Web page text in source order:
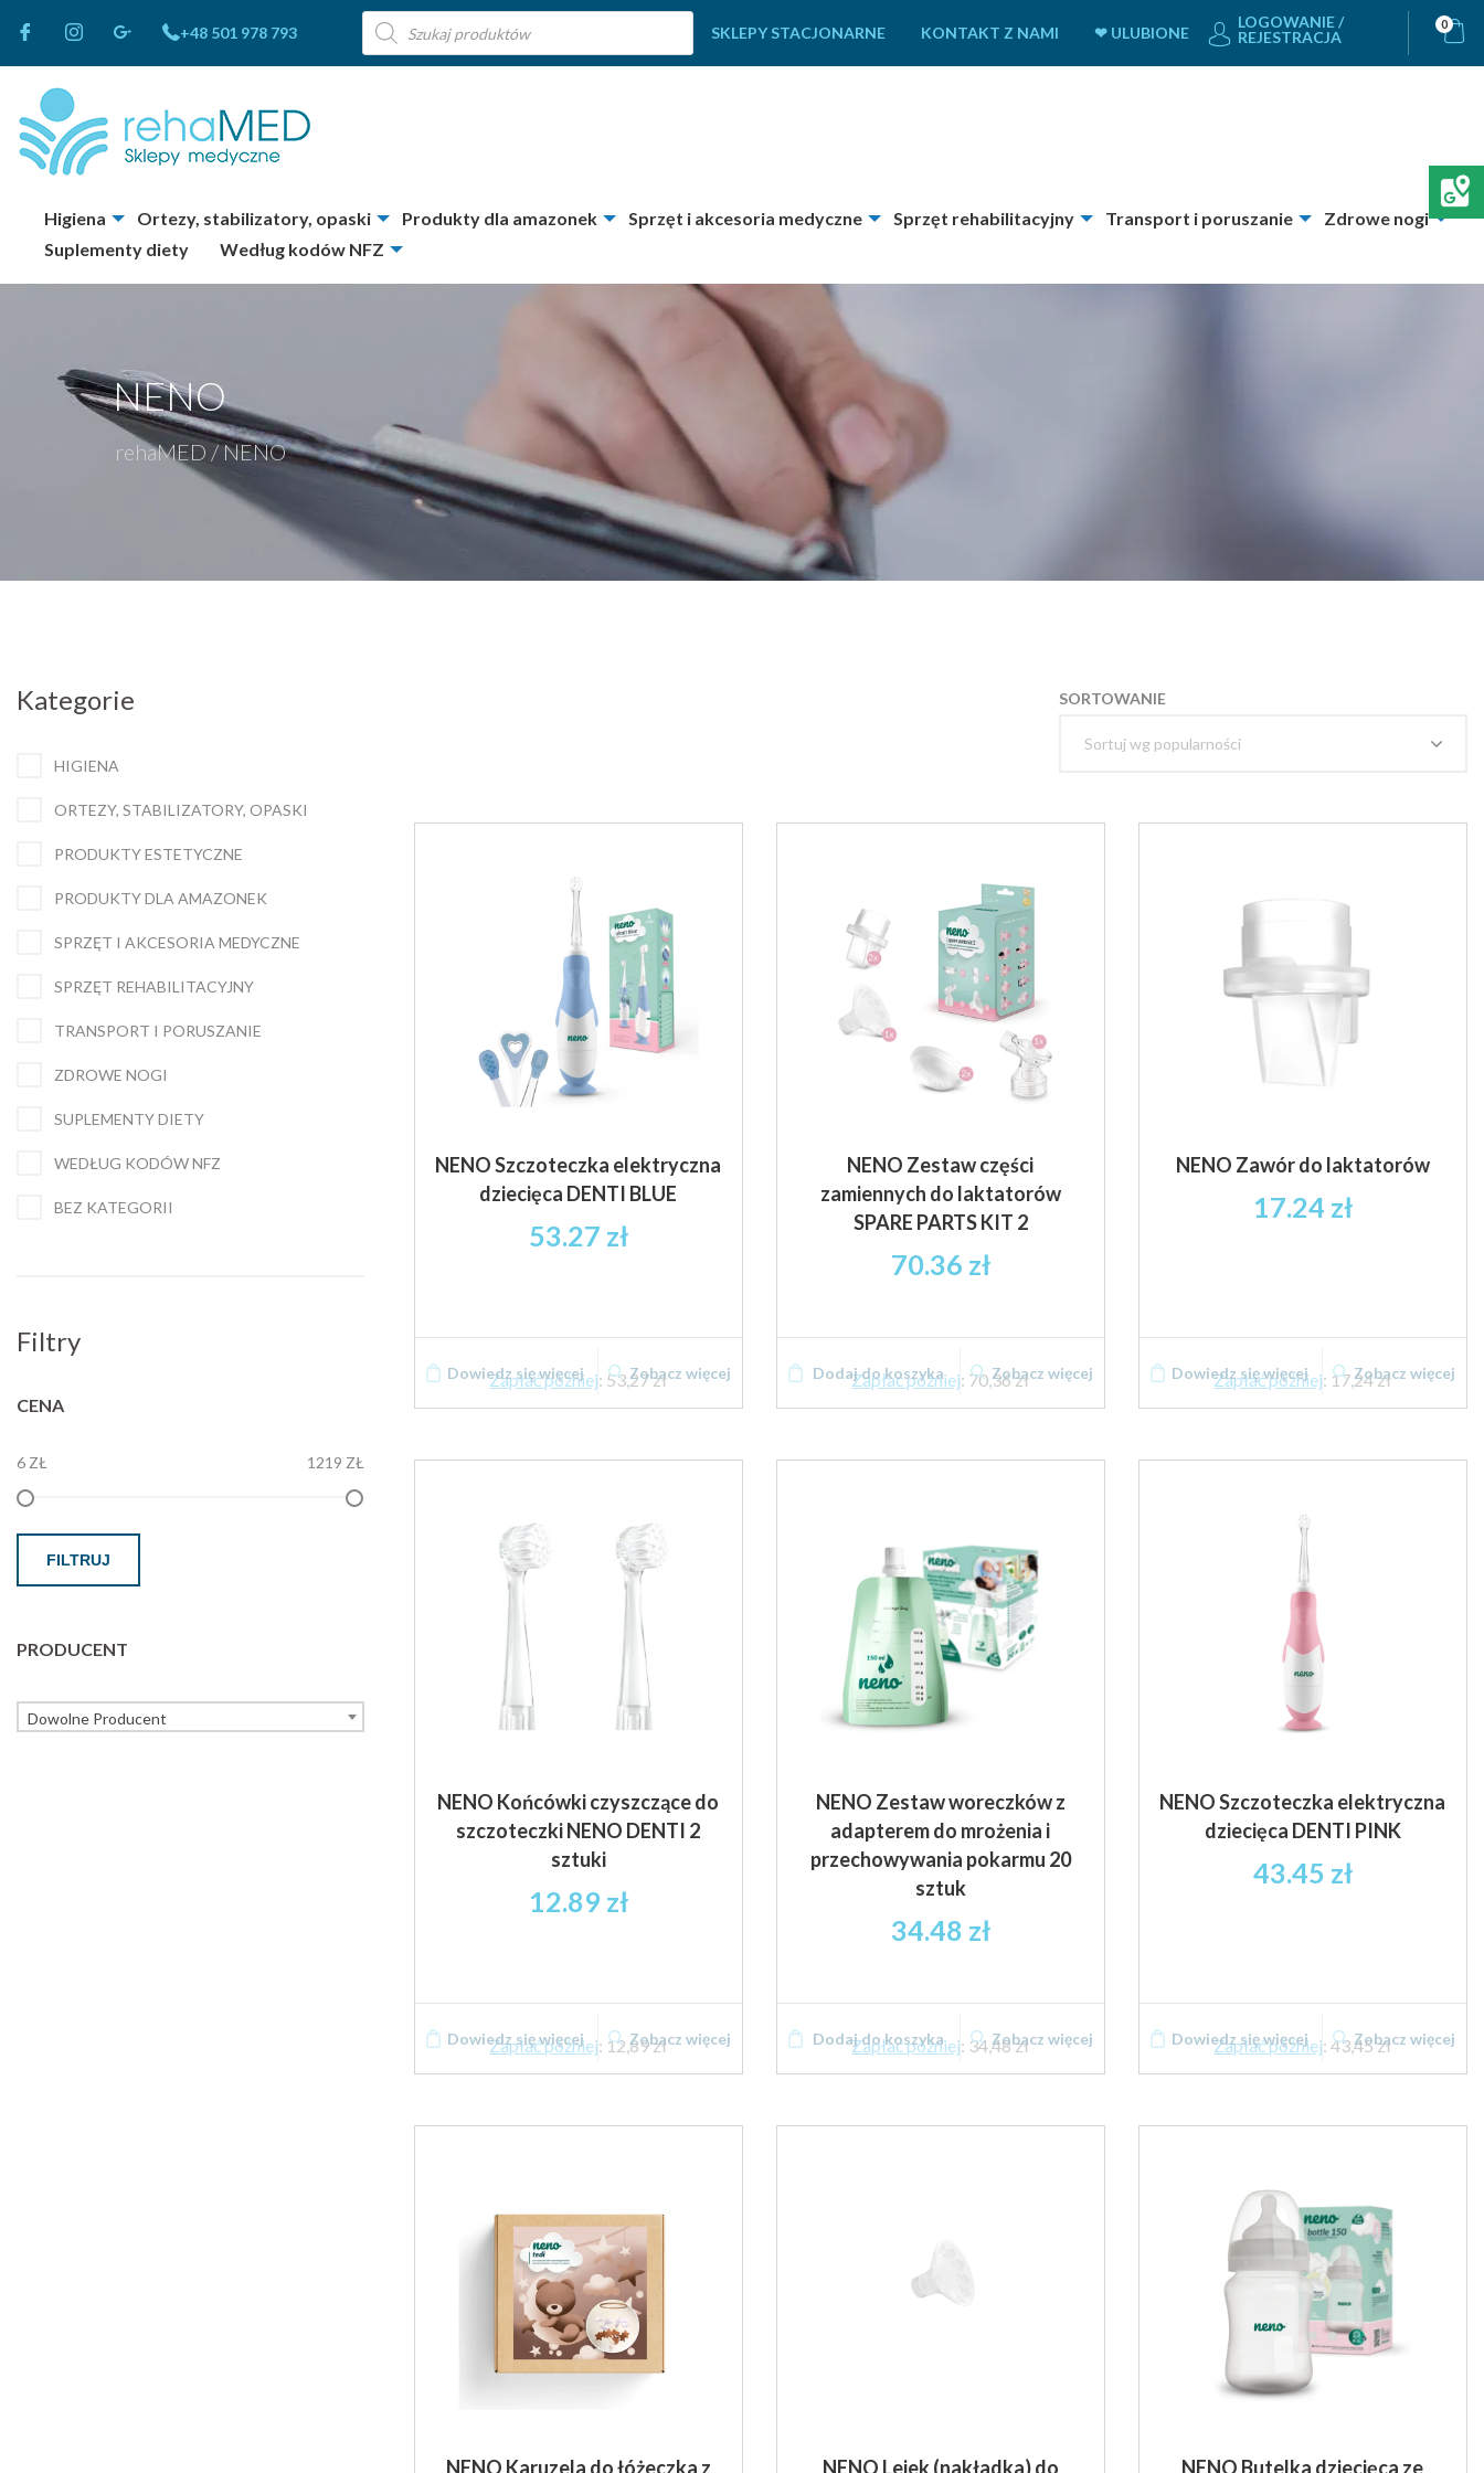
+48 501 978 793
Wyszukiwarka
produktów
SKLEPY STACJONARNE KONTAKT Z NAMI ❤ ULUBIONE
LOGOWANIE /
REJESTRACJA
0
Higiena Ortezy, stabilizatory, opaski Produkty dla amazonek Sprzęt i akcesoria medyczne Sprzęt rehabilitacyjny Transport i poruszanie
Zdrowe nogi
Suplementy diety
Według kodów NFZ
NENO
rehaMED /NENO
Kategorie
HIGIENA
ORTEZY, STABILIZATORY, OPASKI
PRODUKTY ESTETYCZNE
PRODUKTY DLA AMAZONEK
SPRZĘT I AKCESORIA MEDYCZNE
SPRZĘT REHABILITACYJNY
TRANSPORT I PORUSZANIE
ZDROWE NOGI
SUPLEMENTY DIETY
WEDŁUG KODÓW NFZ
BEZ KATEGORII
Filtry
CENA
6 ZŁ 1219 ZŁ
FILTRUJ
PRODUCENT
Dowolne Producent
SORTOWANIE
NENO Szczoteczka elektryczna
dziecięca DENTI BLUE
53.27 zł
Zapłać później: 53,27 zł
Dowiedz się więcej Zobacz więcej
NENO Zestaw części
zamiennych do laktatorów
SPARE PARTS KIT 2
70.36 zł
Zapłać później: 70,36 zł
Dodaj do koszyka Zobacz więcej
NENO Zawór do laktatorów
17.24 zł
Zapłać później: 17,24 zł
Dowiedz się więcej Zobacz więcej
NENO Końcówki czyszczące do
szczoteczki NENO DENTI 2
sztuki
12.89 zł
Zapłać później: 12,89 zł
Dowiedz się więcej Zobacz więcej
NENO Zestaw woreczków z
adapterem do mrożenia i
przechowywania pokarmu 20
sztuk
34.48 zł
Zapłać później: 34,48 zł
Dodaj do koszyka Zobacz więcej
NENO Szczoteczka elektryczna
dziecięca DENTI PINK
43.45 zł
Zapłać później:43,45 zł
Dowiedz się więcej Zobacz więcej
NENO Karuzela do łóżeczka z
NENO Lejek (nakładka) do
NENO Butelka dziecięca ze